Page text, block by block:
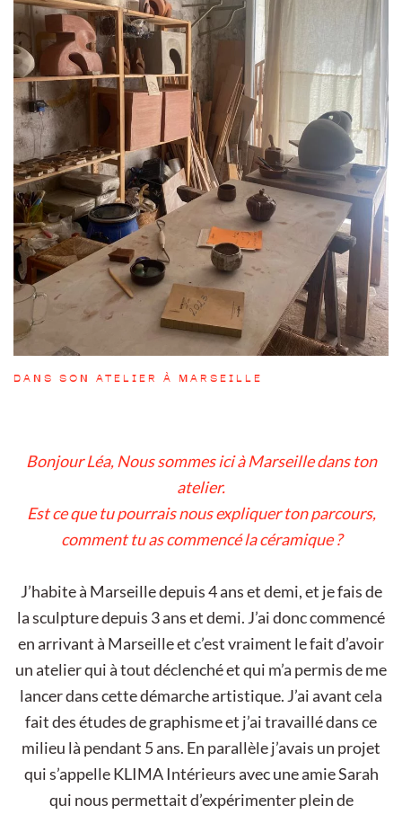
DANS SON ATELIER À MARSEILLE
Bonjour Léa, Nous sommes ici à Marseille dans ton
atelier.
Est ce que tu pourrais nous expliquer ton parcours,
comment tu as commencé la céramique ?
J’habite à Marseille depuis 4 ans et demi, et je fais de
la sculpture depuis 3 ans et demi. J’ai donc commencé
en arrivant à Marseille et c’est vraiment le fait d’avoir
un atelier qui à tout déclenché et qui m’a permis de me
lancer dans cette démarche artistique. J’ai avant cela
fait des études de graphisme et j’ai travaillé dans ce
milieu là pendant 5 ans. En parallèle j’avais un projet
qui s’appelle KLIMA Intérieurs avec une amie Sarah
qui nous permettait d’expérimenter plein de